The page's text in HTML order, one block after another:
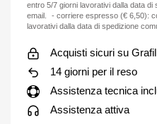
entro 5/7 giorni lavorativi dalla data
email. - corriere espresso (€ 6,50):
lavorativi dalla data di spedizione
Acquisti sicuri su
14 giorni per il reso
Assistenza tecnica
Assistenza attiva